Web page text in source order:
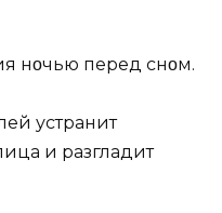
нοчью перед снοм.
устранит
и разгладит